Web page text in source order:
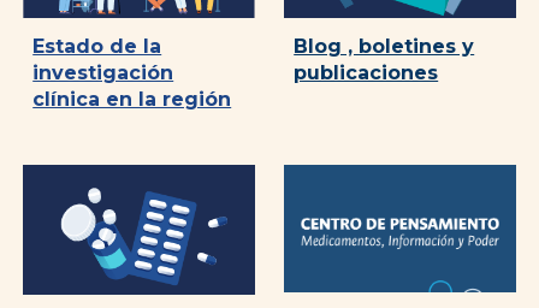
Estado de la
investigación
clínica en la región
Blog , boletines y
publicaciones